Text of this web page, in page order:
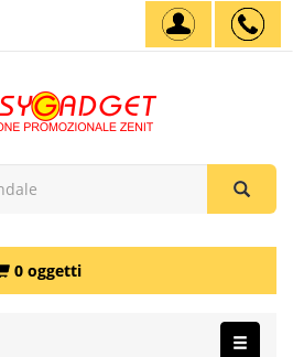
0 oggetti